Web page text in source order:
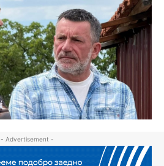
- Advertisement -